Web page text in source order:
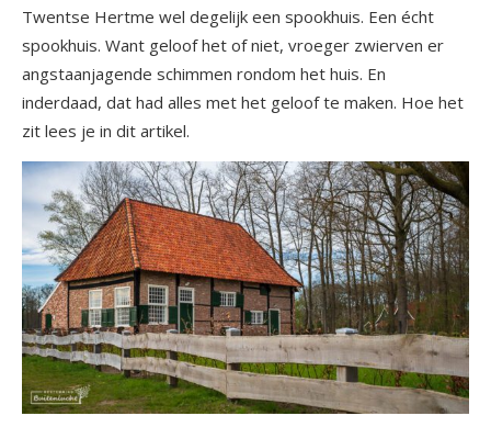
Twentse Hertme wel degelijk een spookhuis. Een écht
spookhuis. Want geloof het of niet, vroeger zwierven er
angstaanjagende schimmen rondom het huis. En
inderdaad, dat had alles met het geloof te maken. Hoe het
zit lees je in dit artikel.